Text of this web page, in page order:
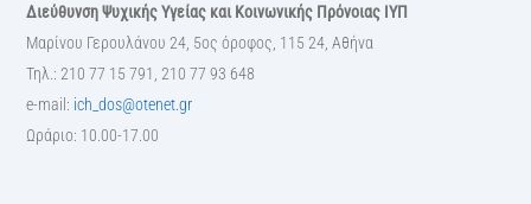
Διεύθυνση Ψυχικής Υγείας και Κοινωνικής Πρόνοιας ΙΥΠ
Μαρίνου Γερουλάνου 24, 5ος όροφος, 115 24, Αθήνα
Τηλ.: 210 77 15 791, 210 77 93 648
e-mail: ich_dos@otenet.gr
Ωράριο: 10.00-17.00